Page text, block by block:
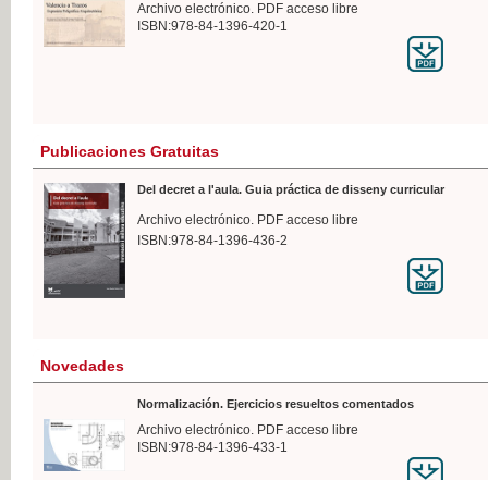
Archivo electrónico. PDF acceso libre
ISBN:978-84-1396-420-1
Publicaciones Gratuitas
Del decret a l'aula. Guia práctica de disseny curricular
Archivo electrónico. PDF acceso libre
ISBN:978-84-1396-436-2
Novedades
Normalización. Ejercicios resueltos comentados
Archivo electrónico. PDF acceso libre
ISBN:978-84-1396-433-1